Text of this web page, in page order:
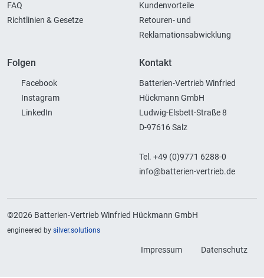
FAQ
Richtlinien & Gesetze
Kundenvorteile
Retouren- und
Reklamationsabwicklung
Folgen
Facebook
Instagram
LinkedIn
Kontakt
Batterien-Vertrieb Winfried
Hückmann GmbH
Ludwig-Elsbett-Straße 8
D-97616 Salz
Tel. +49 (0)9771 6288-0
info@batterien-vertrieb.de
©2026 Batterien-Vertrieb Winfried Hückmann GmbH
engineered by silver.solutions
Impressum Datenschutz